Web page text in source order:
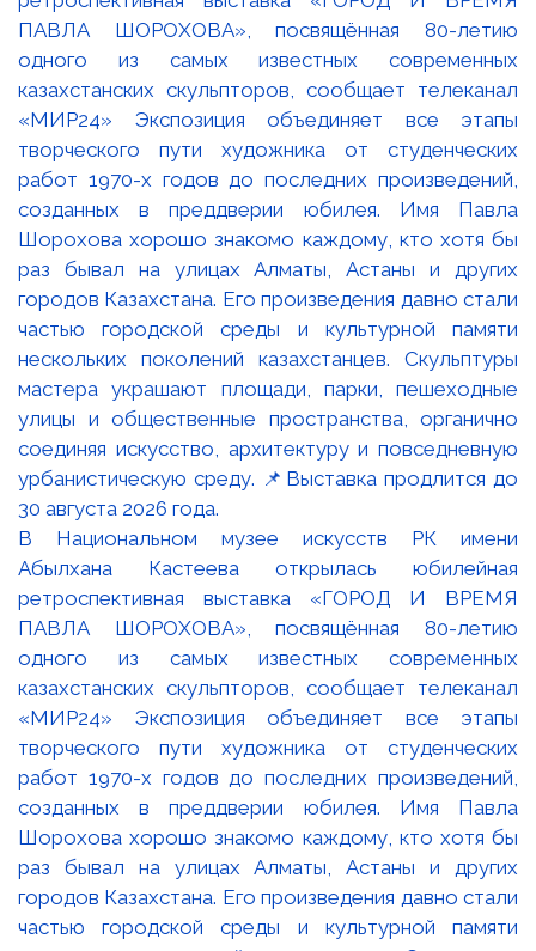
В Национальном музее искусств РК имени
Абылхана Кастеева открылась юбилейная
ретроспективная выставка «ГОРОД И ВРЕМЯ
ПАВЛА ШОРОХОВА», посвящённая 80-летию
одного из самых известных современных
казахстанских скульпторов, сообщает телеканал
«МИР24» Экспозиция объединяет все этапы
творческого пути художника от студенческих
работ 1970-х годов до последних произведений,
созданных в преддверии юбилея. Имя Павла
Шорохова хорошо знакомо каждому, кто хотя бы
раз бывал на улицах Алматы, Астаны и других
городов Казахстана. Его произведения давно стали
частью городской среды и культурной памяти